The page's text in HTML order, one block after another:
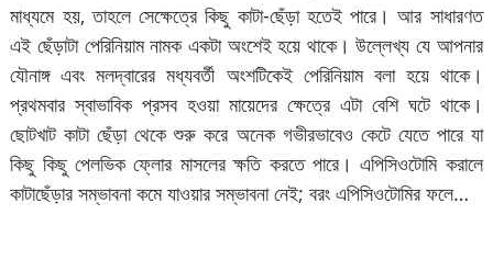
মাধ্যমে হয়, তাহলে সেক্ষেত্রে কিছু কাটা-ছেঁড়া হতেই পারে। আর সাধারণত
এই ছেঁড়াটা পেরিনিয়াম নামক একটা অংশেই হয়ে থাকে। উল্লেখ্য যে আপনার
যৌনাঙ্গ এবং মলদ্বারের মধ্যবর্তী অংশটিকেই পেরিনিয়াম বলা হয়ে থাকে।
প্রথমবার স্বাভাবিক প্রসব হওয়া মায়েদের ক্ষেত্রে এটা বেশি ঘটে থাকে।
ছোটখাট কাটা ছেঁড়া থেকে শুরু করে অনেক গভীরভাবেও কেটে যেতে পারে যা
কিছু কিছু পেলভিক ফ্লোর মাসলের ক্ষতি করতে পারে। এপিসিওটোমি করালে
কাটাছেঁড়ার সম্ভাবনা কমে যাওয়ার সম্ভাবনা নেই; বরং এপিসিওটোমির ফলে…